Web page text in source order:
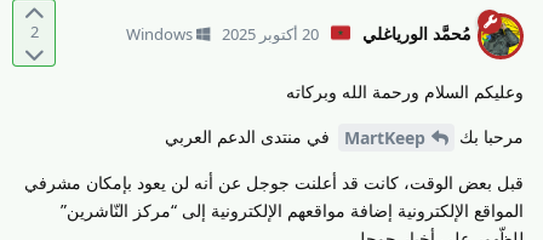
2 مُحمَّد الورياغلي 20 أكتوبر 2025 Windows
وعليكم السلام ورحمة الله وبركاته
مرحبا بك
MartKeep في منتدى الدعم العربي
قبل بعض الوقت، كانت قد أعلنت جوجل عن أنه لن يعود بإمكان مشرفي
المواقع الإلكترونية إضافة مواقعهم الإلكترونية إلى “مركز النّاشرين”